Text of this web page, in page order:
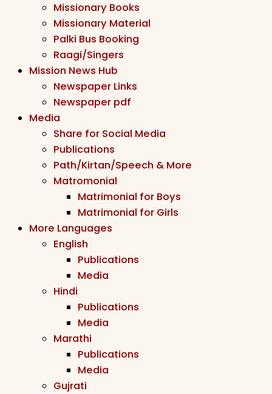
Missionary Books
Missionary Material
Palki Bus Booking
Raagi/Singers
Mission News Hub
Newspaper Links
Newspaper pdf
Media
Share for Social Media
Publications
Path/Kirtan/Speech & More
Matromonial
Matrimonial for Boys
Matrimonial for Girls
More Languages
English
Publications
Media
Hindi
Publications
Media
Marathi
Publications
Media
Gujrati